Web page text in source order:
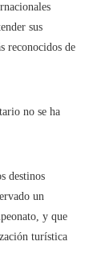
sus
reconocidos de
no se ha
destinos
un
y que
turística